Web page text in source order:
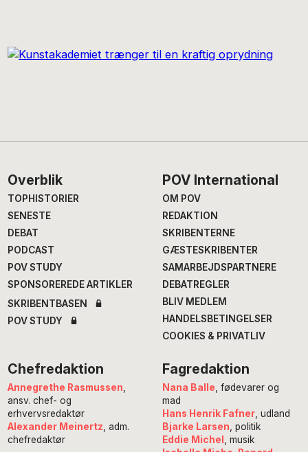
Footer
Overblik
TOPHISTORIER
SENESTE
DEBAT
PODCAST
POV STUDY
SPONSOREREDE ARTIKLER
SKRIBENTBASEN
POV STUDY
POV International
OM POV
REDAKTION
SKRIBENTERNE
GÆSTESKRIBENTER
SAMARBEJDSPARTNERE
DEBATREGLER
BLIV MEDLEM
HANDELSBETINGELSER
COOKIES & PRIVATLIV
Chefredaktion
Annegrethe Rasmussen,
ansv. chef- og
erhvervsredaktør
Alexander Meinertz, adm.
chefredaktør
Fagredaktion
Nana Balle, fødevarer og
mad
Hans Henrik Fafner, udland
Bjarke Larsen, politik
Eddie Michel , musik